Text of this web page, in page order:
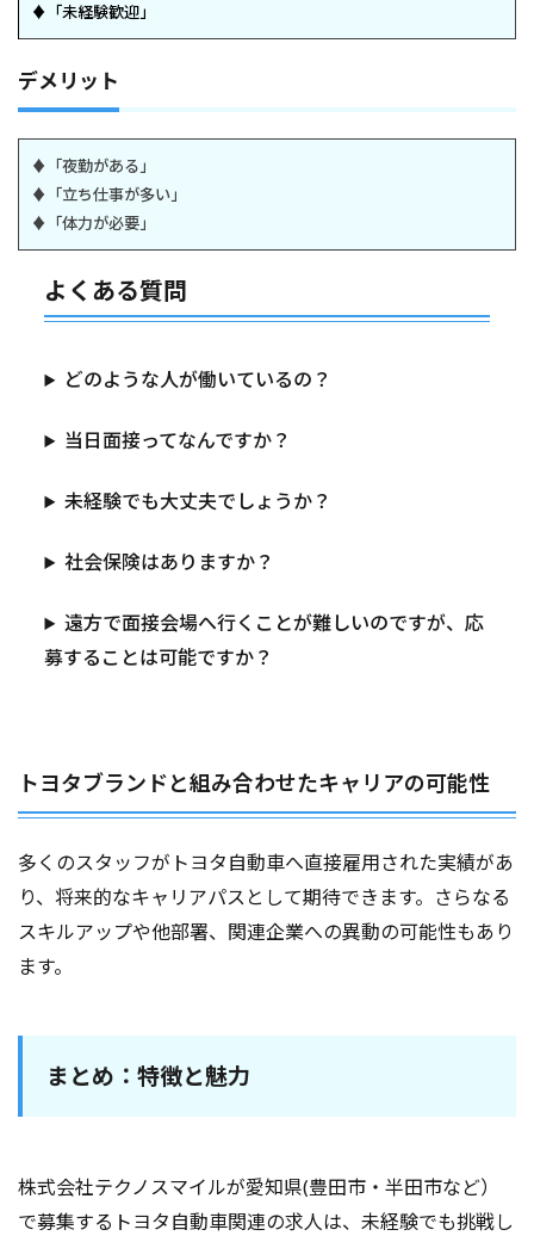
♦「未経験歓迎」
デメリット
♦「夜勤がある」
♦「立ち仕事が多い」
♦「体力が必要」
よくある質問
どのような人が働いているの？
当日面接ってなんですか？
未経験でも大丈夫でしょうか？
社会保険はありますか？
遠方で面接会場へ行くことが難しいのですが、応
募することは可能ですか？
トヨタブランドと組み合わせたキャリアの可能性
多くのスタッフがトヨタ自動車へ直接雇用された実績があ
り、将来的なキャリアパスとして期待できます。さらなる
スキルアップや他部署、関連企業への異動の可能性もあり
ます。
まとめ：特徴と魅力
株式会社テクノスマイルが愛知県(豊田市・半田市など）
で募集するトヨタ自動車関連の求人は、未経験でも挑戦し